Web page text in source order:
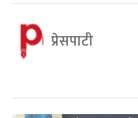
प्रेसपाटी